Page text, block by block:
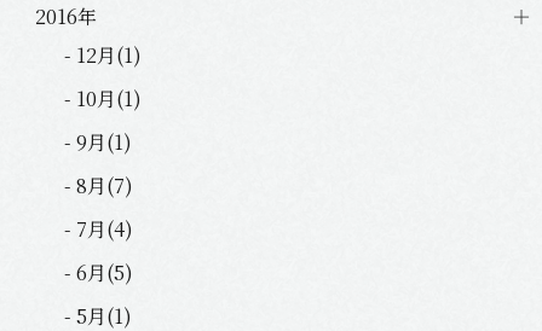
2016年
- 12月(1)
- 10月(1)
- 9月(1)
- 8月(7)
- 7月(4)
- 6月(5)
- 5月(1)